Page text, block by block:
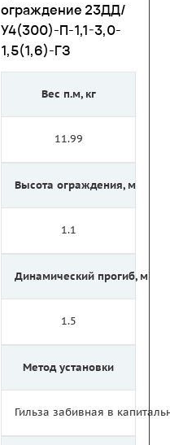
ограждение 23ДД/
У4(300)-П-1,1-3,0-
1,5(1,6)-ГЗ
Вес п.м, кг
11.99
Высота ограждения, м
1.1
Динамический прогиб, м
1.5
Метод установки
Гильза забивная в